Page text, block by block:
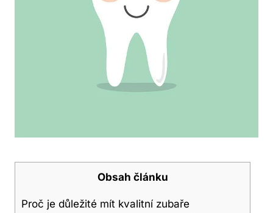
Obsah článku
Proč je důležité mít kvalitní zubaře